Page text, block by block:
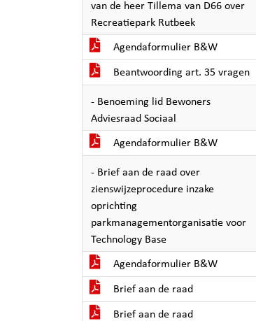
van de heer Tillema van D66 over
Recreatiepark Rutbeek
Agendaformulier B&W
Beantwoording art. 35 vragen
- Benoeming lid Bewoners
Adviesraad Sociaal
Agendaformulier B&W
- Brief aan de raad over
zienswijzeprocedure inzake
oprichting
parkmanagementorganisatie voor
Technology Base
Agendaformulier B&W
Brief aan de raad
Brief aan de raad